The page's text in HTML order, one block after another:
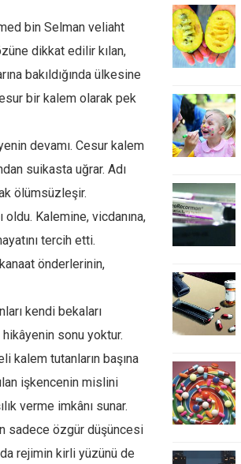
bin Selman veliaht
dikkat edilir kılan,
bakıldığında ülkesine
bir kalem olarak pek
devamı. Cesur kalem
suikasta uğrar. Adı
ölümsüzleşir.
Kalemine, vicdanına,
tercih etti.
önderlerinin,
kendi bekaları
sonu yoktur.
kalem tutanların başına
işkencenin mislini
verme imkânı sunar.
sadece özgür düşüncesi
rejimin kirli yüzünü de